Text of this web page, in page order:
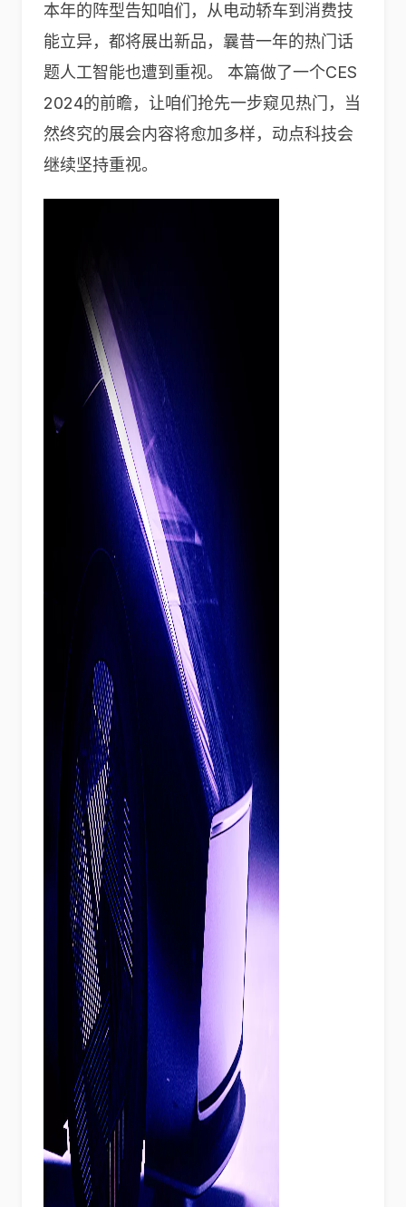
本年的阵型告知咱们，从电动轿车到消费技
能立异，都将展出新品，曩昔一年的热门话
题人工智能也遭到重视。 本篇做了一个CES
2024的前瞻，让咱们抢先一步窥见热门，当
然终究的展会内容将愈加多样，动点科技会
继续坚持重视。